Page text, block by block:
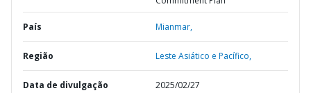
País Mianmar,
Região Leste Asiático e Pacífico,
Data de divulgação 2025/02/27